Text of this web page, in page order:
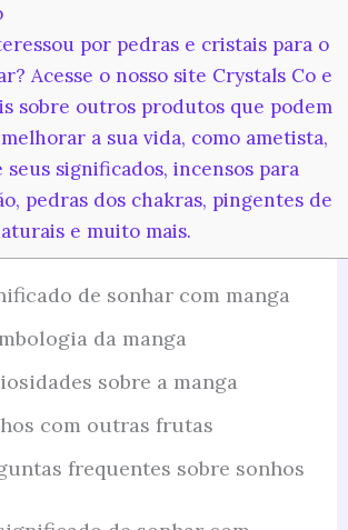
por pedras e cristais para o
Acesse o nosso site Crystals Co e
sobre outros produtos que podem
a sua vida, como ametista,
seus significados, incensos para
pedras dos chakras, pingentes de
e muito mais.
de sonhar com manga
da manga
sobre a manga
com outras frutas
frequentes sobre sonhos